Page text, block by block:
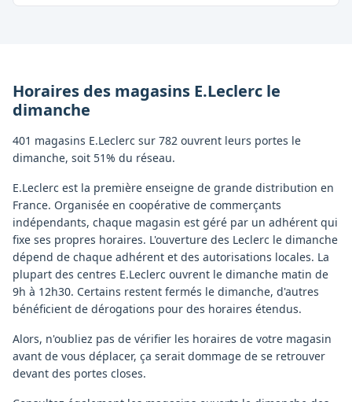
Horaires des magasins E.Leclerc le
dimanche
401 magasins E.Leclerc sur 782 ouvrent leurs portes le
dimanche, soit 51% du réseau.
E.Leclerc est la première enseigne de grande distribution en
France. Organisée en coopérative de commerçants
indépendants, chaque magasin est géré par un adhérent qui
fixe ses propres horaires. L'ouverture des Leclerc le dimanche
dépend de chaque adhérent et des autorisations locales. La
plupart des centres E.Leclerc ouvrent le dimanche matin de
9h à 12h30. Certains restent fermés le dimanche, d'autres
bénéficient de dérogations pour des horaires étendus.
Alors, n'oubliez pas de vérifier les horaires de votre magasin
avant de vous déplacer, ça serait dommage de se retrouver
devant des portes closes.